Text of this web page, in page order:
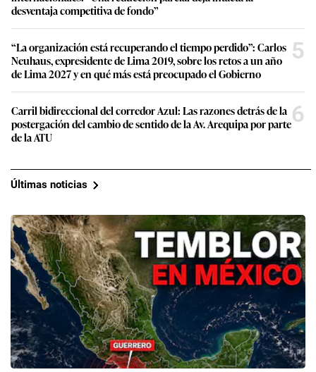
desventaja competitiva de fondo”
“La organización está recuperando el tiempo perdido”: Carlos
Neuhaus, expresidente de Lima 2019, sobre los retos a un año
de Lima 2027 y en qué más está preocupado el Gobierno
5
Carril bidireccional del corredor Azul: Las razones detrás de la
postergación del cambio de sentido de la Av. Arequipa por parte
de la ATU
6
Últimas noticias